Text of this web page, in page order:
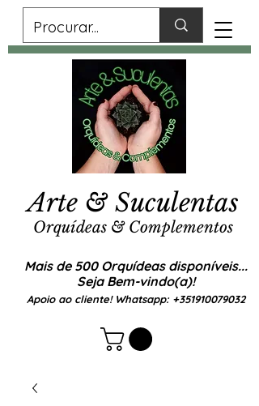
Mais de 500 Orquídeas disponíveis...
Seja Bem-vindo(a)!
Apoio ao cliente! Whatsapp: +351910079032
Arte & Suculentas
Orquídeas & Complementos